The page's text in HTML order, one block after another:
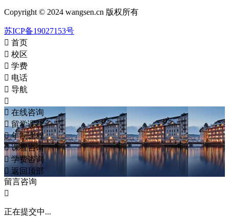
Copyright © 2024 wangsen.cn 版权所有
苏ICP备19027153号
 首页
 校区
 学费
 电话
 导航

 在线咨询
 留学课程
 年制课程
 课程咨询
 学费咨询
 返回顶部
留言咨询

正在提交中...